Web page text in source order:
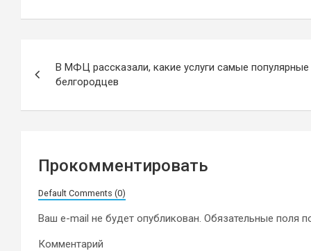
по
записям
В МФЦ рассказали, какие услуги самые популярные
белгородцев
Прокомментировать
Default Comments (0)
Ваш e-mail не будет опубликован. Обязательные поля
Комментарий